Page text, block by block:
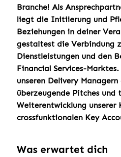
Branche! Als
liegt die Initiierung und
Beziehungen in deiner
gestaltest die Verbindung
Dienstleistungen und den
Financial Services-
unseren Delivery
überzeugende Pitches und
Weiterentwicklung unserer
crossfunktionalen Key
Was erwartet dich